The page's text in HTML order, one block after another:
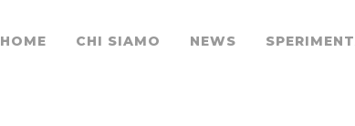
HOME CHI SIAMO NEWS